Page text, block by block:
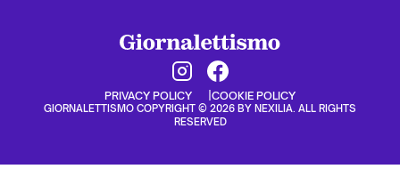
PRIVACY POLICY COOKIE POLICY
GIORNALETTISMO COPYRIGHT © 2026 BY NEXILIA. ALL RIGHTS
RESERVED